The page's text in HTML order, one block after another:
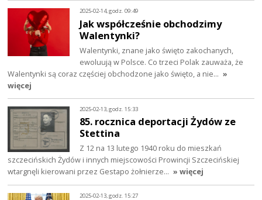
2025-02-14, godz. 09:49
Jak współcześnie obchodzimy
Walentynki?
Walentynki, znane jako święto zakochanych,
ewoluują w Polsce. Co trzeci Polak zauważa, że
Walentynki są coraz częściej obchodzone jako święto, a nie… »
więcej
2025-02-13, godz. 15:33
85. rocznica deportacji Żydów ze
Stettina
Z 12 na 13 lutego 1940 roku do mieszkań
szczecińskich Żydów i innych miejscowości Prowincji Szczecińskiej
wtargnęli kierowani przez Gestapo żołnierze… » więcej
2025-02-13, godz. 15:27